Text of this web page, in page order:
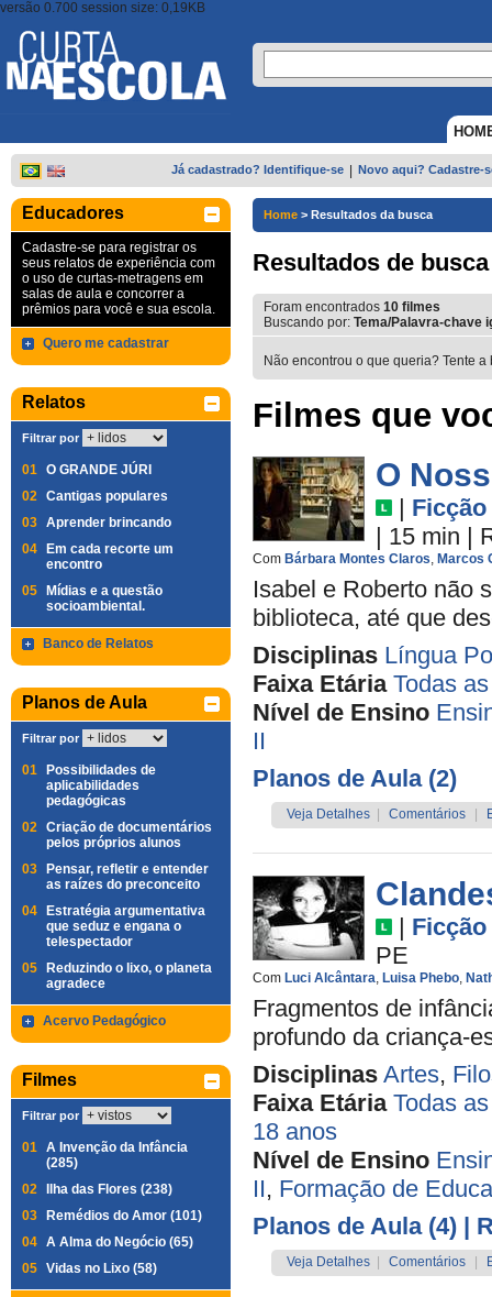
versão 0.700 session size: 0,19KB
Já cadastrado? Identifique-se Novo aqui? Cadastre-
Educadores
Cadastre-se para registrar os
seus relatos de experiência com
o uso de curtas-metragens em
salas de aula e concorrer a
prêmios para você e sua escola.
Quero me cadastrar
Relatos
Filtrar por
01 O GRANDE JÚRI
02 Cantigas populares
03 Aprender brincando
04
Em cada recorte um
encontro
05
Mídias e a questão
socioambiental.
Banco de Relatos
Planos de Aula
Filtrar por
01
Possibilidades de
aplicabilidades
pedagógicas
02 Criação de documentários
pelos próprios alunos
03
Pensar, refletir e entender
as raízes do preconceito
04
Estratégia argumentativa
que seduz e engana o
telespectador
05
Reduzindo o lixo, o planeta
agradece
Acervo Pedagógico
Filmes
Filtrar por
01 A Invenção da Infância
(285)
02
Ilha das Flores (238)
03
Remédios do Amor (101)
04 A Alma do Negócio (65)
05 Vidas no Lixo (58)
Home > Resultados da busca
Resultados de busca
Foram encontrados 10 filmes
Buscando por: Tema/Palavra-chave
Não encontrou o que queria? Tente
Filmes que
O
| Ficção
| 15 min |
Com Bárbara Montes Claros, Marcos
Isabel e Roberto não
biblioteca, até que
Disciplinas Língua
Faixa Etária Todas
Nível de Ensino
II
Planos de Aula (2)
Veja Detalhes Comentários
| Ficção
PE
Com Luci Alcântara, Luisa Phebo,
Fragmentos de
profundo da criança-
Disciplinas Artes,
Faixa Etária Todas
18 anos
Nível de Ensino
II, Formação de
Planos de Aula (4) |
Veja Detalhes Comentários